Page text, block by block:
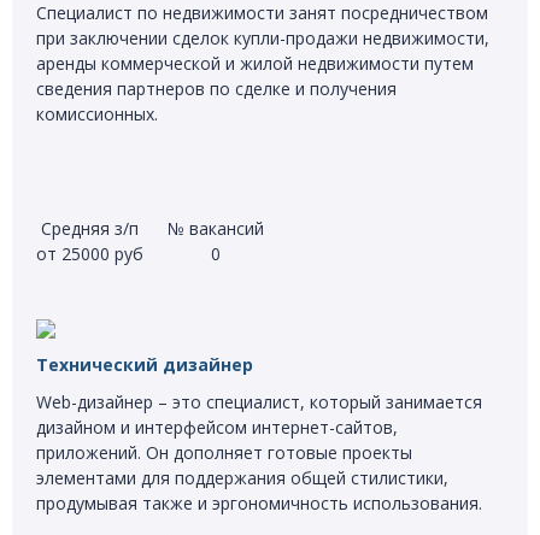
Специалист по недвижимости занят посредничеством
при заключении сделок купли-продажи недвижимости,
аренды коммерческой и жилой недвижимости путем
сведения партнеров по сделке и получения
комиссионных.
Средняя з/п
от 25000 руб
№ вакансий
0
Технический дизайнер
Web-дизайнер – это специалист, который занимается
дизайном и интерфейсом интернет-сайтов,
приложений. Он дополняет готовые проекты
элементами для поддержания общей стилистики,
продумывая также и эргономичность использования.